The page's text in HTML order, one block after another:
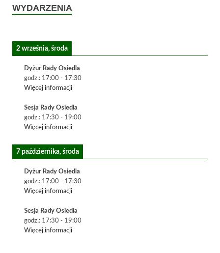
WYDARZENIA
2 września, środa
Dyżur Rady Osiedla
godz.: 17:00 - 17:30
Więcej informacji
Sesja Rady Osiedla
godz.: 17:30 - 19:00
Więcej informacji
7 października, środa
Dyżur Rady Osiedla
godz.: 17:00 - 17:30
Więcej informacji
Sesja Rady Osiedla
godz.: 17:30 - 19:00
Więcej informacji